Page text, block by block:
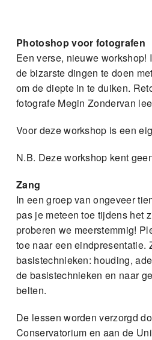
Photoshop voor fotografen
Een verse, nieuwe
de bizarste dingen te doen
om de diepte in te duiken.
fotografe Megin Zondervan
Voor deze workshop is een
N.B. Deze workshop kent
Zang
In een groep van ongeveer
pas je meteen toe tijdens het
proberen we meerstemmig!
toe naar een eindpresentatie.
basistechnieken: houding,
de basistechnieken en naar
belten.
De lessen worden verzorgd
Conservatorium en aan de